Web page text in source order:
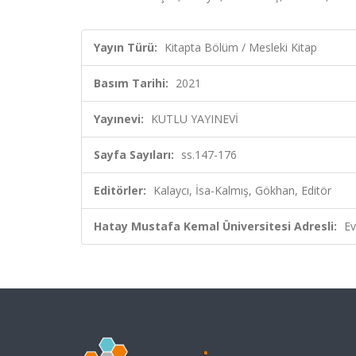
Yayın Türü: Kitapta Bölüm / Mesleki Kitap
Basım Tarihi: 2021
Yayınevi: KUTLU YAYINEVİ
Sayfa Sayıları: ss.147-176
Editörler: Kalaycı, İsa-Kalmış, Gökhan, Editör
Hatay Mustafa Kemal Üniversitesi Adresli: